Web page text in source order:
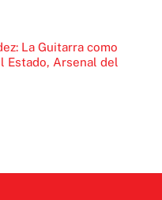
La Guitarra como
Estado, Arsenal del